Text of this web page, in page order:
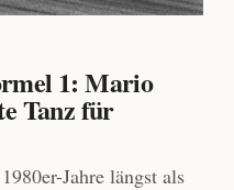
1: Mario
Tanz für
Jahre längst als